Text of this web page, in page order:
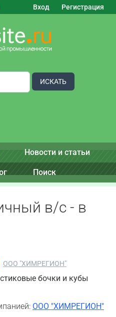
Вход Регистрация
ИСКАТЬ
Новости и статьи
Поиск
в/с - в
ООО "ХИМРЕГИОН"
бочки и кубы
ООО "ХИМРЕГИОН"